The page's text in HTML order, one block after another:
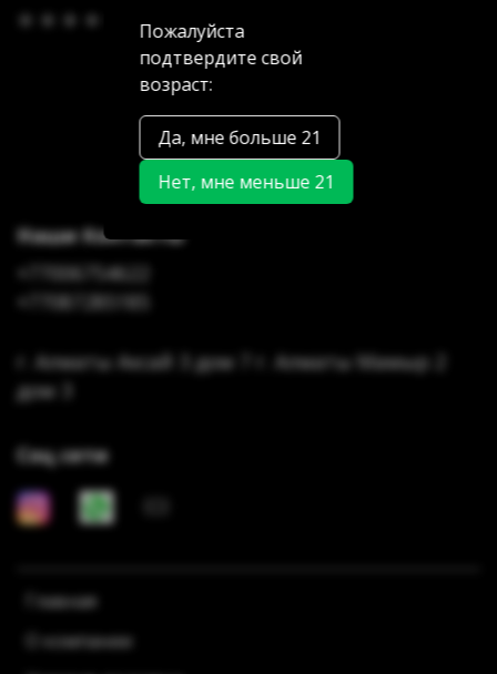
(0) В избранное
Главная
О компании
Наши Контакты
+77006754622
+77087285185
г. Алматы Аксай 3 дом 7 г. Алматы Мамыр 2
дом 3
Соц сети
Пожалуйста
подтвердите свой
возраст:
Да, мне больше 21
Нет, мне меньше 21